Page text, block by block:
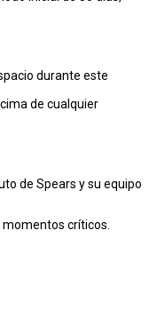
durante este
de cualquier
de Spears y su equipo
críticos.